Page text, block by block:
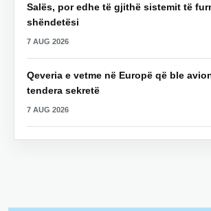
Salës, por edhe të gjithë sistemit të
shëndetësi
7 AUG 2026
Qeveria e vetme në Europë që ble
tendera sekretë
7 AUG 2026